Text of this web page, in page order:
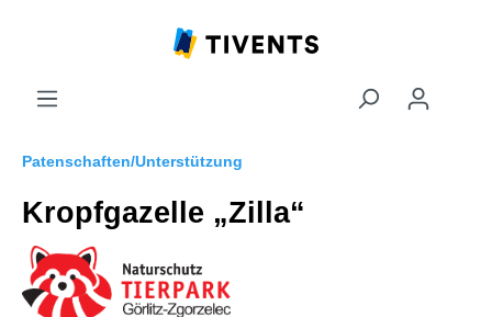
Patenschaften/Unterstützung
Kropfgazelle „Zilla“